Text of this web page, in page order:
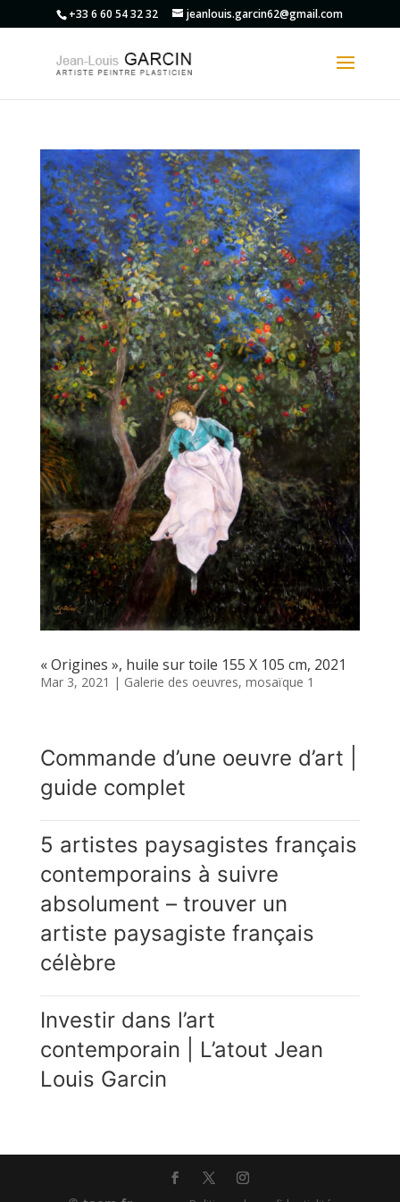
+33 6 60 54 32 32 jeanlouis.garcin62@gmail.com
« Origines », huile sur toile 155 X 105 cm, 2021
Mar 3, 2021 | Galerie des oeuvres, mosaïque 1
Commande d’une oeuvre d’art |
guide complet
5 artistes paysagistes français
contemporains à suivre
absolument – trouver un
artiste paysagiste français
célèbre
Investir dans l’art
contemporain | L’atout Jean
Louis Garcin